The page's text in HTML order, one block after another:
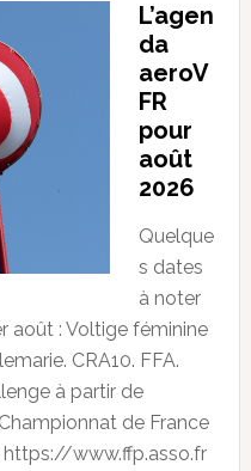
L’agen
da
aeroV
FR
pour
août
2026
Quelque
s dates
à noter
août : Voltige féminine
CRA10. FFA.
à partir de
de France
https://www.ffp.asso.fr